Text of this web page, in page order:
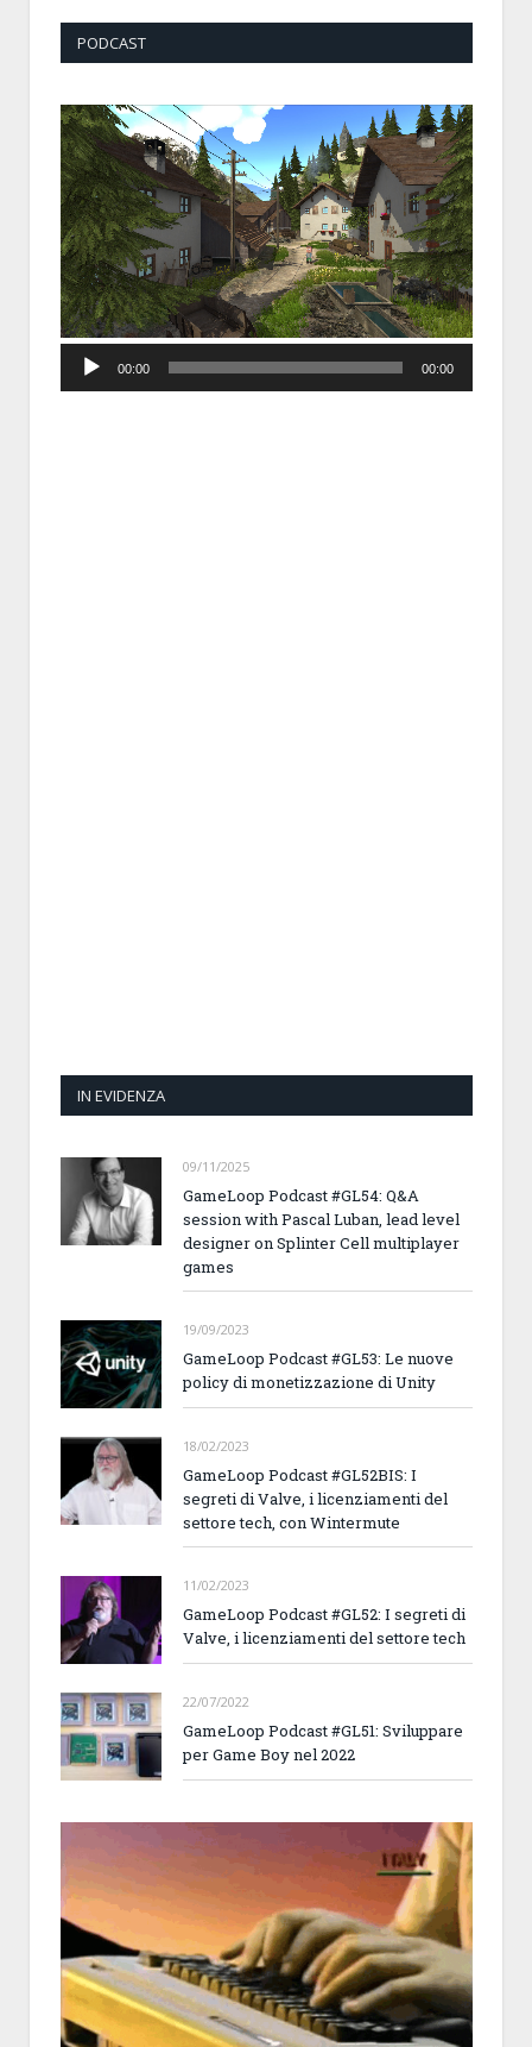
PODCAST
Player
00:00 00:00
IN EVIDENZA
09/11/2025
GameLoop Podcast #GL54: Q&A
session with Pascal Luban, lead level
designer on Splinter Cell multiplayer
games
19/09/2023
GameLoop Podcast #GL53: Le nuove
policy di monetizzazione di Unity
18/02/2023
GameLoop Podcast #GL52BIS: I
segreti di Valve, i licenziamenti del
settore tech, con Wintermute
11/02/2023
GameLoop Podcast #GL52: I segreti di
Valve, i licenziamenti del settore tech
22/07/2022
GameLoop Podcast #GL51: Sviluppare
per Game Boy nel 2022